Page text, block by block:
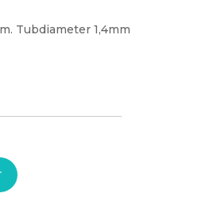
Tubdiameter 1,4mm